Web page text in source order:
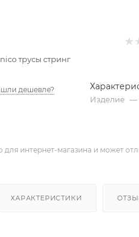
трусы стринг
дешевле?
Изделие —
для интернет-магазина и может
ХАРАКТЕРИСТИКИ